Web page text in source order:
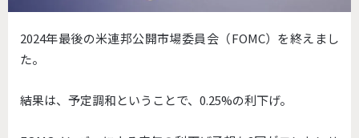
2024年最後の米連邦公開市場委員会（FOMC）を終えまし
た。
結果は、予定調和ということで、0.25%の利下げ。